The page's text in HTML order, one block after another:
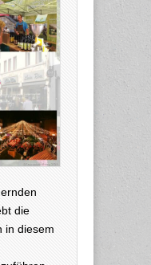
die
in diesem